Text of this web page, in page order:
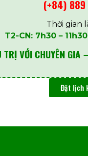
(+84) 889
Thời gian
T2-CN: 7h30 –
TRỊ VỚI CHUYÊN GIA
Đặt lịch